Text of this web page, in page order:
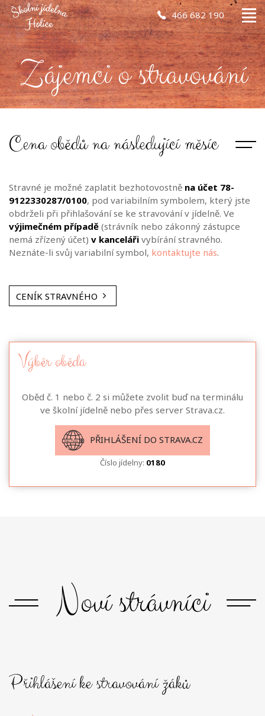
466 682 190
Zájemci o stravování
Cena obědů na následující měsíc
Stravné je možné zaplatit bezhotovostně na účet 78-
9122330287/0100, pod variabilním symbolem, který jste
obdrželi při přihlašování se ke stravování v jídelně. Ve
výjimečném případě (strávník nebo zákonný zástupce
nemá zřízený účet) v kanceláři vybírání stravného.
Neznáte-li svůj variabilní symbol, kontaktujte nás.
CENÍK STRAVNÉHO
Výběr oběda
Oběd č. 1 nebo č. 2 si můžete zvolit buď na terminálu
ve školní jídelně nebo přes server Strava.cz.
PŘIHLÁŠENÍ DO STRAVA.CZ
Číslo jídelny: 0180
Noví strávníci
Přihlášení ke stravování žáků